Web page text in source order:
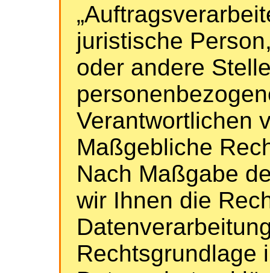
juristische
oder andere
Verantwortlichen
Maßgebliche
Nach Maßgabe
wir Ihnen die
Rechtsgrundlage